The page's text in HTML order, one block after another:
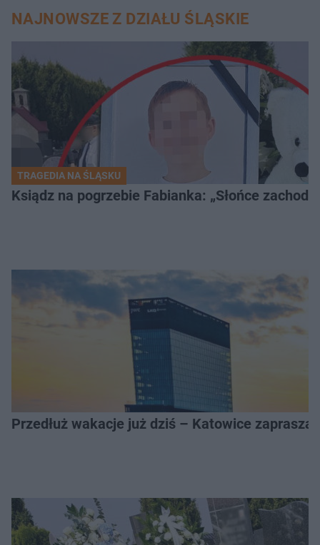
NAJNOWSZE Z DZIAŁU ŚLĄSKIE
TRAGEDIA NA ŚLĄSKU
Ksiądz na pogrzebie Fabianka: „Słońce
Przedłuż wakacje już dziś – Katowice